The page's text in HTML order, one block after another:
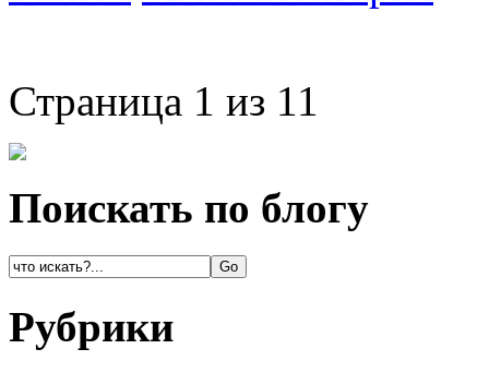
Страница 1 из 11
Поискать по блогу
Рубрики